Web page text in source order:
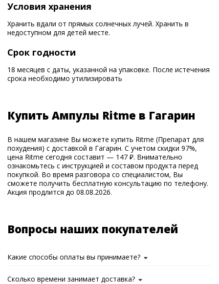
Условия хранения
Хранить вдали от прямых солнечных лучей. Хранить в
недоступном для детей месте.
Срок годности
18 месяцев с даты, указанной на упаковке. После истечения
срока необходимо утилизировать
Купить Ампулы Ritme в Гагарин
В нашем магазине Вы можете купить Ritme (Препарат для
похудения) с доставкой в Гагарин. С учетом скидки 97%,
цена Ritme сегодня составит — 147 ₽. Внимательно
ознакомьтесь с инструкцией и составом продукта перед
покупкой. Во время разговора со специалистом, Вы
сможете получить бесплатную консультацию по телефону.
Акция продлится до 08.08.2026.
Вопросы наших покупателей
Какие способы оплаты вы принимаете?
Сколько времени занимает доставка?